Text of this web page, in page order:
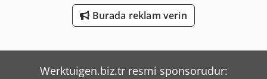
Burada reklam verin
Werktuigen.biz.tr resmi sponsorudur: